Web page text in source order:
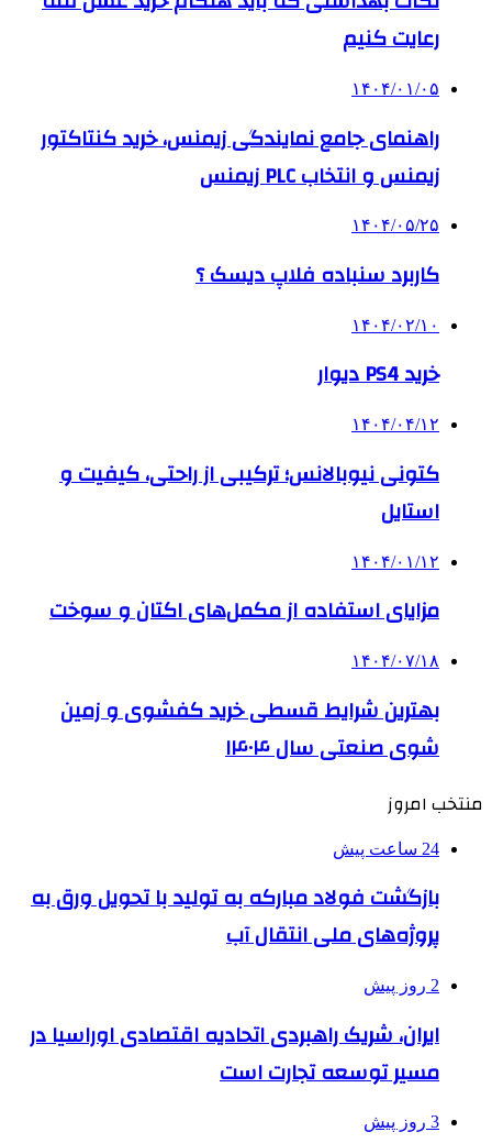
رعایت کنیم
۱۴۰۴/۰۱/۰۵
راهنمای جامع نمایندگی زیمنس، خرید کنتاکتور
زیمنس و انتخاب PLC زیمنس
۱۴۰۴/۰۵/۲۵
کاربرد سنباده فلاپ دیسک ؟
۱۴۰۴/۰۲/۱۰
خرید PS4 دیوار
۱۴۰۴/۰۴/۱۲
کتونی نیوبالانس؛ ترکیبی از راحتی، کیفیت و
استایل
۱۴۰۴/۰۱/۱۲
مزایای استفاده از مکمل‌های اکتان و سوخت
۱۴۰۴/۰۷/۱۸
بهترین شرایط قسطی خرید کفشوی و زمین
شوی صنعتی سال ۱۴۰۴
منتخب امروز
24 ساعت پیش
بازگشت فولاد مبارکه به تولید با تحویل ورق به
پروژه‌های ملی انتقال آب
2 روز پیش
ایران، شریک راهبردی اتحادیه اقتصادی اوراسیا در
مسیر توسعه تجارت است
3 روز پیش